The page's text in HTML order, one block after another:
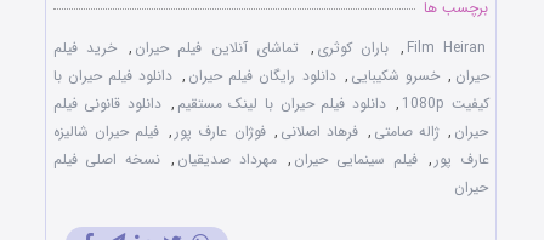
برچسب ها
Film Heiran
, باران کوثری , تماشای آنلاین فیلم حیران , خرید فیلم
حیران , خسرو شکیبایی , دانلود رایگان فیلم حیران , دانلود فیلم حیران با
کیفیت 1080p
, دانلود فیلم حیران با لینک مستقیم , دانلود قانونی فیلم
حیران , ژاله صامتی , فرهاد اصلانی , فوژان عارف‌ پور , فیلم حیران شالیزه
عارف پور , فیلم سینمایی حیران , مهرداد صدیقیان , نسخه اصلی فیلم
حیران